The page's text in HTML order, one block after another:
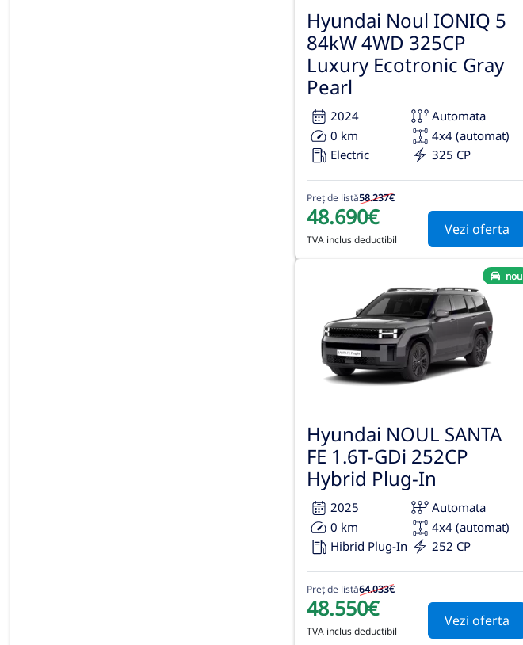
Hyundai Noul IONIQ 5
84kW 4WD 325CP
Luxury Ecotronic Gray
Pearl
2024
Automata
0 km
4x4 (automat)
Electric
325 CP
Preț de listă58.237€
48.690€
TVA inclus deductibil
Vezi oferta
nou
Hyundai NOUL SANTA
FE 1.6T-GDi 252CP
Hybrid Plug-In
2025
Automata
0 km
4x4 (automat)
Hibrid Plug-In
252 CP
Preț de listă64.033€
48.550€
TVA inclus deductibil
Vezi oferta